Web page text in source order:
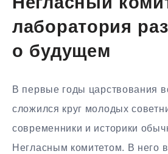
Негласный
лаборатория
о будущем
В первые годы царствования
сложился круг молодых
современники и историки
Негласным комитетом. В него